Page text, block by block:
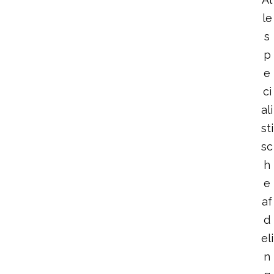
le
s
p
e
ci
ali
sti
sc
h
e
af
d
eli
n